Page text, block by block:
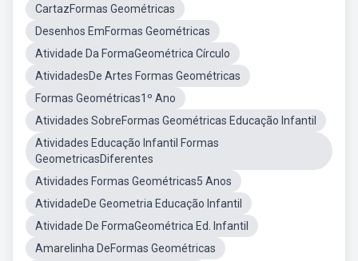
CartazFormas Geométricas
Desenhos EmFormas Geométricas
Atividade Da FormaGeométrica Círculo
AtividadesDe Artes Formas Geométricas
Formas Geométricas1º Ano
Atividades SobreFormas Geométricas Educação Infantil
Atividades Educação Infantil Formas
GeometricasDiferentes
Atividades Formas Geométricas5 Anos
AtividadeDe Geometria Educação Infantil
Atividade De FormaGeométrica Ed. Infantil
Amarelinha DeFormas Geométricas